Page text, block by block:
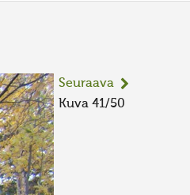
Seuraava
Kuva 41/50